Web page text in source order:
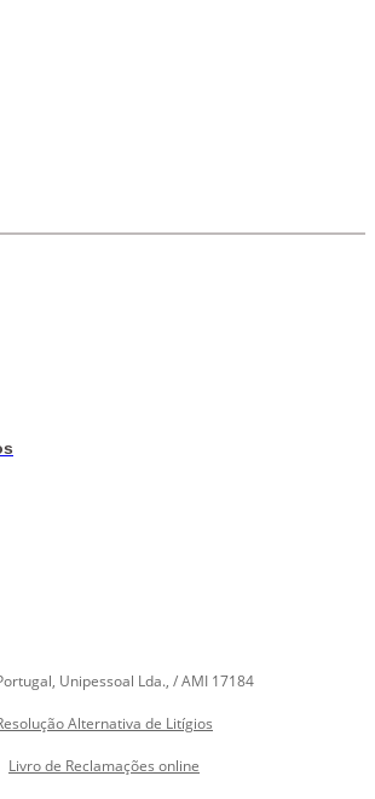
Unipessoal Lda., / AMI 17184
Alternativa de Litígios
Livro de Reclamações online